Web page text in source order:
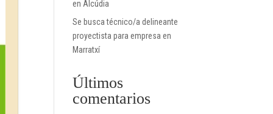
en Alcúdia
Se busca técnico/a delineante
proyectista para empresa en
Marratxí
Últimos
comentarios